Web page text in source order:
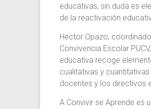
educativas, sin duda es
de la reactivación
Héctor Opazo,
Convivencia Escolar
educativa recoge
cualitativas y
docentes y los directivos
A Convivir se Aprende es